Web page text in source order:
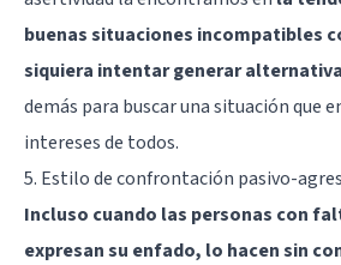
buenas situaciones incompatibles
siquiera intentar generar
demás para buscar una situación que
intereses de todos.
5. Estilo de confrontación pasivo-
Incluso cuando las personas con
expresan su enfado, lo hacen sin